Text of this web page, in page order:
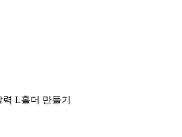
L홀더 만들기